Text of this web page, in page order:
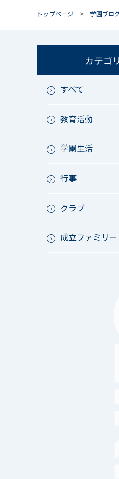
トップページ 学園ブロ
カテゴリ
すべて
教育活動
教育活動（高校）
教育活動（その他）
学園生活
今日の1枚～ｸﾗｽ&ｸ
行事
成立祭（文化祭）
夏フェス
クラブ
軟式野球
成立ファミリー